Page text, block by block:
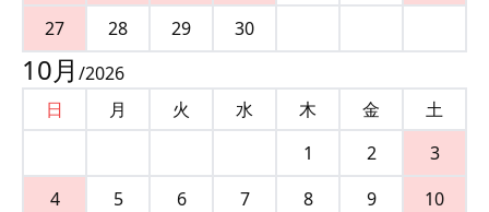
27
28 29 30
10月 /2026
日
月 火 水 木 金
土
1
2
3
4
5 6 7 8 9
10